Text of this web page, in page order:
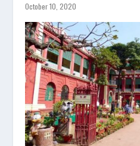
October 10, 2020